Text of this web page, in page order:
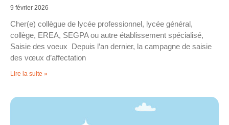
9 février 2026
Cher(e) collègue de lycée professionnel, lycée général,
collège, EREA, SEGPA ou autre établissement spécialisé,
Saisie des voeux Depuis l’an dernier, la campagne de saisie
des vœux d’affectation
Lire la suite »